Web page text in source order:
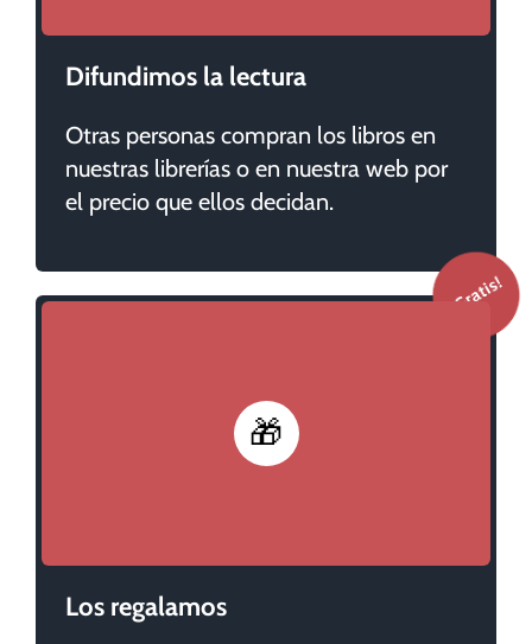
Difundimos la lectura
Otras personas compran los libros en
nuestras librerías o en nuestra web por
el precio que ellos decidan.
🎁
Los regalamos